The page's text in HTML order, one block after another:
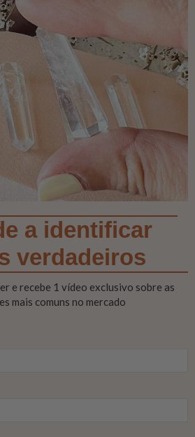
a identificar
verdadeiros
e recebe 1 vídeo exclusivo sobre as
mais comuns no mercado